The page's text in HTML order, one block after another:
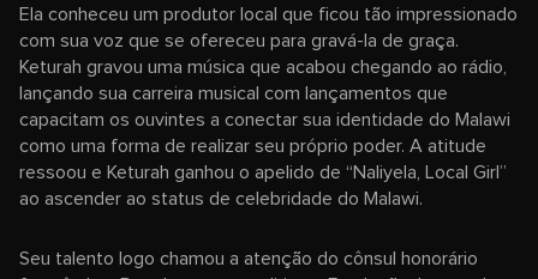
Ela conheceu um produtor local que ficou tão impressionado
com sua voz que se ofereceu para gravá-la de graça.
Keturah gravou uma música que acabou chegando ao rádio,
lançando sua carreira musical com lançamentos que
capacitam os ouvintes a conectar sua identidade do Malawi
como uma forma de realizar seu próprio poder. A atitude
ressoou e Keturah ganhou o apelido de “Naliyela, Local Girl”
ao ascender ao status de celebridade do Malawi.
Seu talento logo chamou a atenção do cônsul honorário